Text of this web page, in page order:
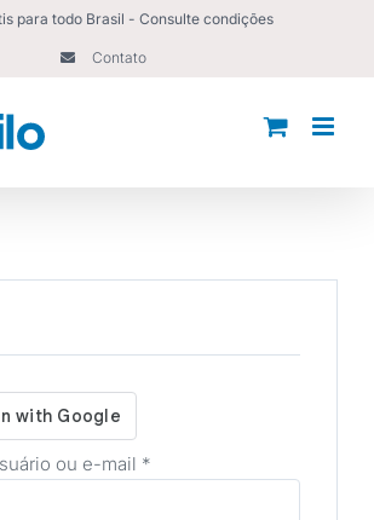
para todo Brasil - Consulte condições
Contato
ou e-mail *